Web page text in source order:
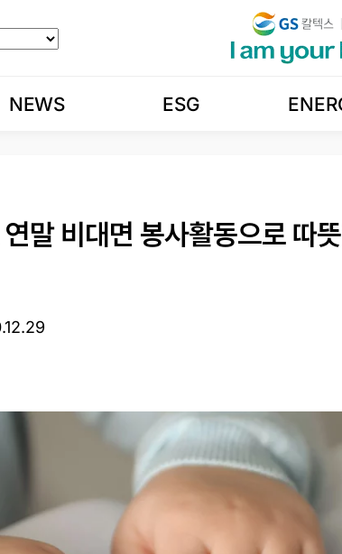
NEWS ESG
말 비대면 봉사활동으로 따